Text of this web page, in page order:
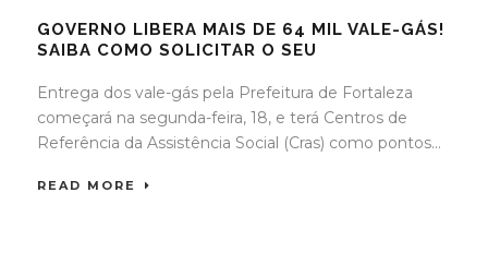
GOVERNO LIBERA MAIS DE 64 MIL VALE-GÁS!
SAIBA COMO SOLICITAR O SEU
Entrega dos vale-gás pela Prefeitura de Fortaleza
começará na segunda-feira, 18, e terá Centros de
Referência da Assistência Social (Cras) como pontos...
READ MORE